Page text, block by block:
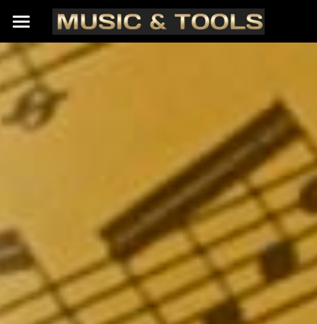
A propos de nous
Nos marques
Contact